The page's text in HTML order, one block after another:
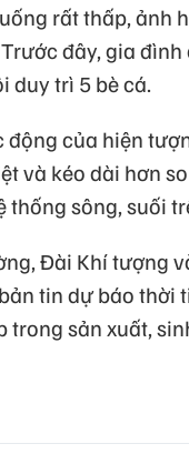
rất thấp, ảnh
đây, gia đình
duy trì 5 bè cá.
của hiện
và kéo dài hơn
sông, suối
Đài Khí tượng
tin dự báo thời
sản xuất,